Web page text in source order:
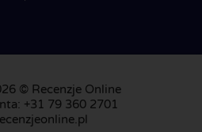
© Recenzje Online
+31 79 360 2701